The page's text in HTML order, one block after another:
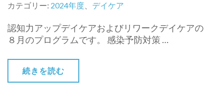
カテゴリー: 2024年度 デイケア
認知力アップデイケアおよびリワークデイケアの
８月のプログラムです。 感染予防対策 …
続きを読む